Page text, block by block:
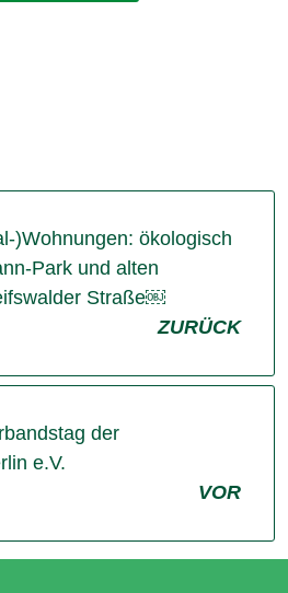
)Wohnungen: ökologisch
Park und alten
Straße￼
ZURÜCK
der
e.V.
VOR